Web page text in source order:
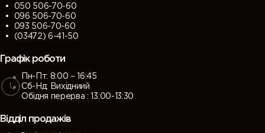
050 506-70-60
096 506-70-60
093 506-70-60
(03472) 6-41-50
Графік роботи
Пн-Пт: 8:00 – 16:45
Сб-Нд: Вихідниий
Обідня перерва : 13:00-13:30
Відділ продажів